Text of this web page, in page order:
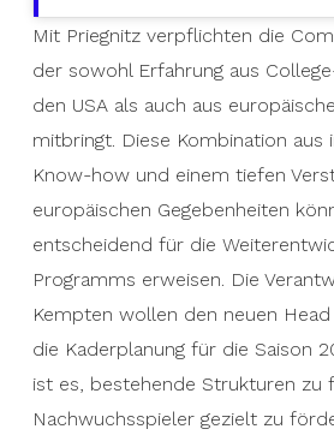
Mit Priegnitz verpflichten die
der sowohl Erfahrung aus
den USA als auch aus
mitbringt. Diese Kombination aus
Know-how und einem tiefen
europäischen Gegebenheiten
entscheidend für die
Programms erweisen. Die
Kempten wollen den neuen
die Kaderplanung für die Saison
ist es, bestehende Strukturen zu
Nachwuchsspieler gezielt zu